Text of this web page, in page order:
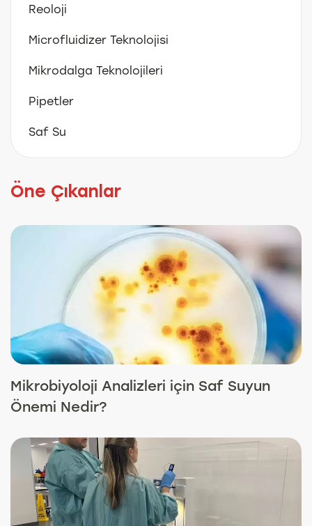
Reoloji
Microfluidizer Teknolojisi
Mikrodalga Teknolojileri
Pipetler
Saf Su
Öne Çıkanlar
Mikrobiyoloji Analizleri için Saf Suyun
Önemi Nedir?